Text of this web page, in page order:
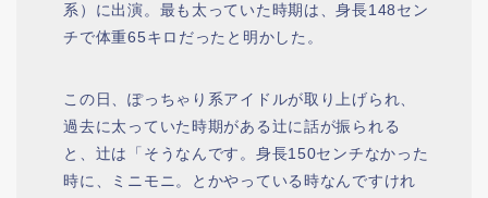
系）に出演。最も太っていた時期は、身長148セン
チで体重65キロだったと明かした。
この日、ぽっちゃり系アイドルが取り上げられ、
過去に太っていた時期がある辻に話が振られる
と、辻は「そうなんです。身長150センチなかった
時に、ミニモニ。とかやっている時なんですけれ